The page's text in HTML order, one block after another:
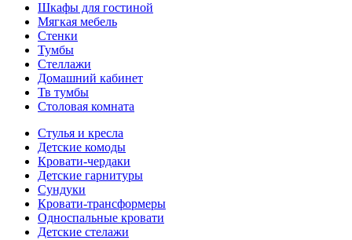
Шкафы для гостиной
Мягкая мебель
Стенки
Тумбы
Стеллажи
Домашний кабинет
Тв тумбы
Столовая комната
Стулья и кресла
Детские комоды
Кровати-чердаки
Детские гарнитуры
Сундуки
Кровати-трансформеры
Односпальные кровати
Детские стелажи